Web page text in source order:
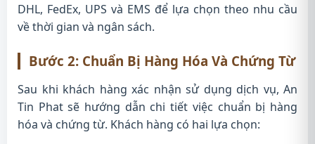
DHL, FedEx, UPS và EMS để lựa chọn theo nhu cầu
về thời gian và ngân sách.
Bước 2: Chuẩn Bị Hàng Hóa Và Chứng Từ
Sau khi khách hàng xác nhận sử dụng dịch vụ, An
Tin Phat sẽ hướng dẫn chi tiết việc chuẩn bị hàng
hóa và chứng từ. Khách hàng có hai lựa chọn: